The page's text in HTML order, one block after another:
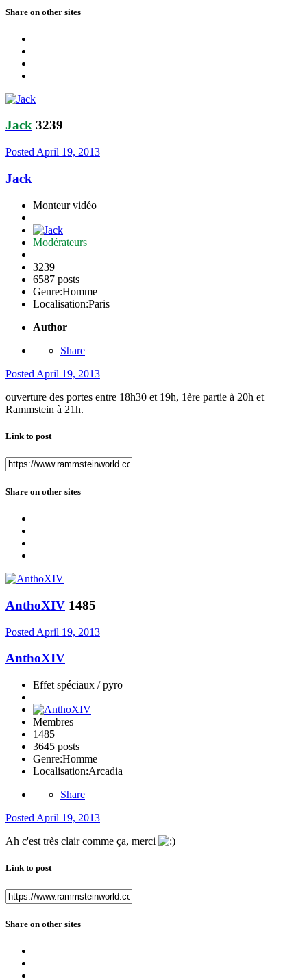
Share on other sites
Jack 3239
Posted April 19, 2013
Jack
Monteur vidéo
Modérateurs
3239
6587 posts
Genre:Homme
Localisation:Paris
Author
Share
Posted April 19, 2013
ouverture des portes entre 18h30 et 19h, 1ère partie à 20h et
Rammstein à 21h.
Link to post
Share on other sites
AnthoXIV 1485
Posted April 19, 2013
AnthoXIV
Effet spéciaux / pyro
Membres
1485
3645 posts
Genre:Homme
Localisation:Arcadia
Share
Posted April 19, 2013
Ah c'est très clair comme ça, merci
Link to post
Share on other sites